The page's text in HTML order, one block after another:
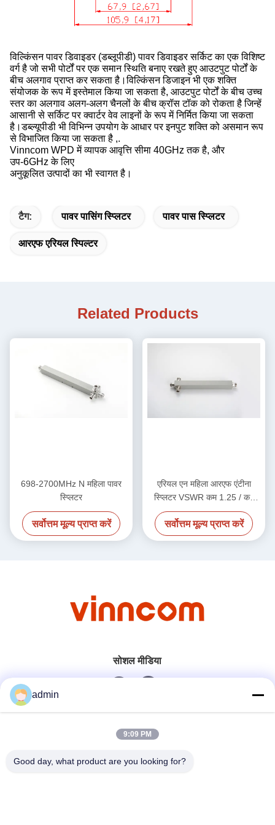
विल्किंसन पावर डिवाइडर (डब्लूपीडी) पावर डिवाइडर सर्किट का एक विशिष्ट
वर्ग है जो सभी पोर्टों पर एक समान स्थिति बनाए रखते हुए आउटपुट पोर्टों के
बीच अलगाव प्राप्त कर सकता है।विल्किंसन डिजाइन भी एक शक्ति
संयोजक के रूप में इस्तेमाल किया जा सकता है, आउटपुट पोर्टों के बीच उच्च
स्तर का अलगाव अलग-अलग चैनलों के बीच क्रॉस टॉक को रोकता है जिन्हें
आसानी से सर्किट पर क्वार्टर वेव लाइनों के रूप में निर्मित किया जा सकता
है।डब्ल्यूपीडी भी विभिन्न उपयोग के आधार पर इनपुट शक्ति को असमान रूप
से विभाजित किया जा सकता है ,.
Vinncom WPD में व्यापक आवृत्ति सीमा 40GHz तक है, और
उप-6GHz के लिए
अनुकूलित उत्पादों का भी स्वागत है।
टैग: पावर पासिंग स्प्लिटर पावर पास स्प्लिटर
आरएफ एरियल स्पिल्टर
Related Products
698-2700MHz N महिला पावर
स्प्लिटर
सर्वोत्तम मूल्य प्राप्त करें
एरियल एन महिला आरएफ एंटीना
स्प्लिटर VSWR कम 1.25 / कम
1.3 700-4000MHz
सर्वोत्तम मूल्य प्राप्त करें
सोशल मीडिया
त्वरित संपर्क
admin
9:09 PM
Good day, what product are you looking for?